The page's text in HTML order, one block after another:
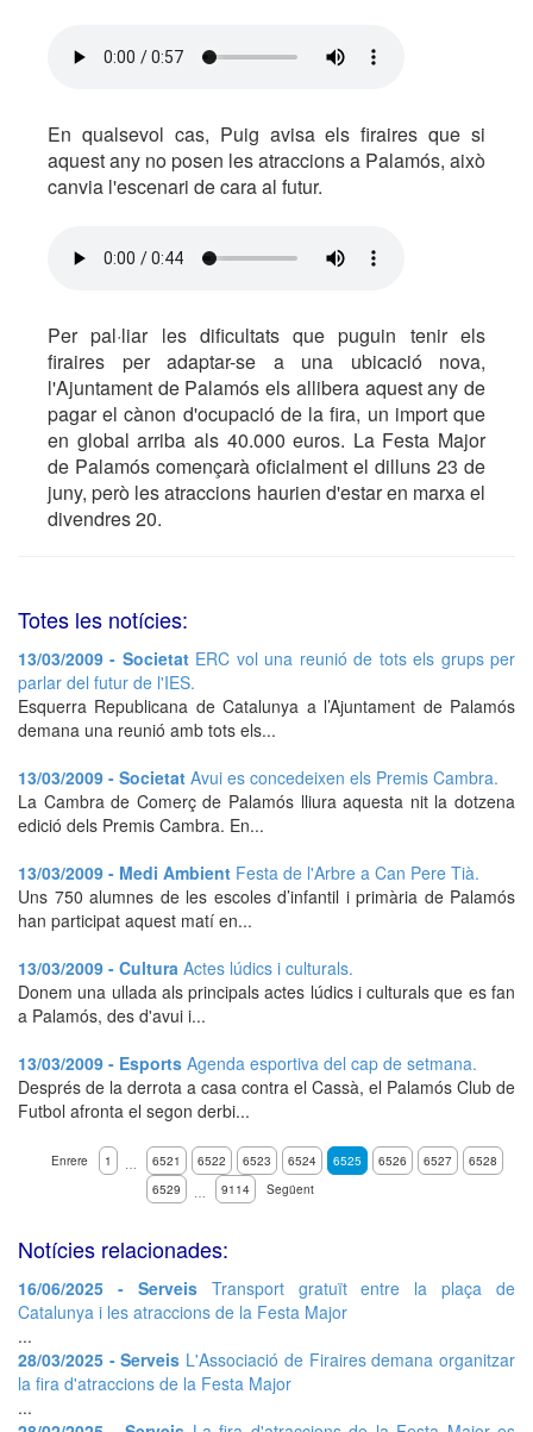
En qualsevol cas, Puig avisa els firaires que si
aquest any no posen les atraccions a Palamós, això
canvia l'escenari de cara al futur.
Per pal·liar les dificultats que puguin tenir els
firaires per adaptar-se a una ubicació nova,
l'Ajuntament de Palamós els allibera aquest any de
pagar el cànon d'ocupació de la fira, un import que
en global arriba als 40.000 euros. La Festa Major
de Palamós començarà oficialment el dilluns 23 de
juny, però les atraccions haurien d'estar en marxa el
divendres 20.
Totes les notícies:
13/03/2009 - Societat ERC vol una reunió de tots els grups per
parlar del futur de l'IES.
Esquerra Republicana de Catalunya a l’Ajuntament de Palamós
demana una reunió amb tots els...
13/03/2009 - Societat Avui es concedeixen els Premis Cambra.
La Cambra de Comerç de Palamós lliura aquesta nit la dotzena
edició dels Premis Cambra. En...
13/03/2009 - Medi Ambient Festa de l'Arbre a Can Pere Tià.
Uns 750 alumnes de les escoles d’infantil i primària de Palamós
han participat aquest matí en...
13/03/2009 - Cultura Actes lúdics i culturals.
Donem una ullada als principals actes lúdics i culturals que es fan
a Palamós, des d'avui i...
13/03/2009 - Esports Agenda esportiva del cap de setmana.
Després de la derrota a casa contra el Cassà, el Palamós Club de
Futbol afronta el segon derbi...
Enrere 1 … 6521 6522 6523 6524 6525 6526 6527
6528
6529
… 9114 Següent
Notícies relacionades:
16/06/2025 - ServeisTransport gratuït entre la plaça de
Catalunya i les atraccions de la Festa Major
...
28/03/2025 - Serveis L'Associació de Firaires demana organitzar
la fira d'atraccions de la Festa Major
...